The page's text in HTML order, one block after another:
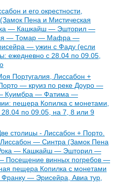
и его окрестности,
Пена и Мистическая
— Кашкайш — Эшторил —
— Томар — Мафра —
— ужин с Фаду (если
ежедневно с 28.04 по 09.05,
Португалия, Лиссабон +
— круиз по реке Доуро —
Куимбра — Фатима —
пещера Копилка с монетами,
по 09.05, на 7, 8 или 9
столицы - Лиссабон + Порто.
— Синтра (Замок Пена
— Кашкайш — Эшторил —
Посещение винных погребов —
пещера Копилка с монетами
— Эрисейра, Авиа тур,